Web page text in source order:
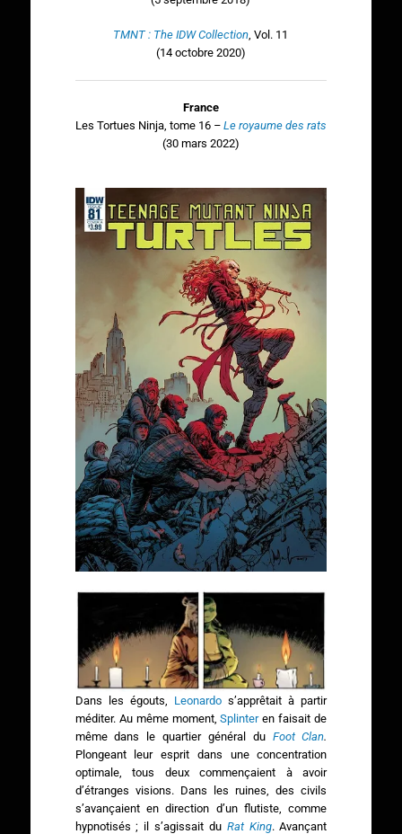
TMNT : The IDW Collection, Vol. 11
(14 octobre 2020)
France
Les Tortues Ninja, tome 16 – Le royaume des rats
(30 mars 2022)
Dans les égouts, Leonardo s’apprêtait à partir
méditer. Au même moment,Splinteren faisait de
même dans le quartier général du Foot Clan.
Plongeant leur esprit dans une concentration
optimale, tous deux commençaient à avoir
d’étranges visions. Dans les ruines, des civils
s’avançaient en direction d’un flutiste, comme
hypnotisés ; il s’agissait du Rat King. Avançant